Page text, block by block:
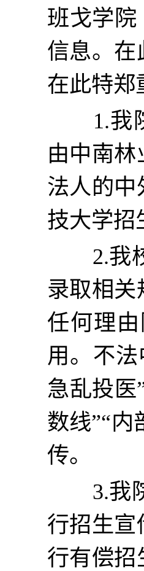
班戈学院
信息。在
在此特
1.我
由中南
法人的中
技大学招
2.我
录取相关
任何理
用。不
急乱投医
数线”“内
传。
3.我
行招生宣
行有偿招